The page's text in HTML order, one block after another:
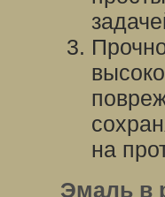
на
Эмаль в